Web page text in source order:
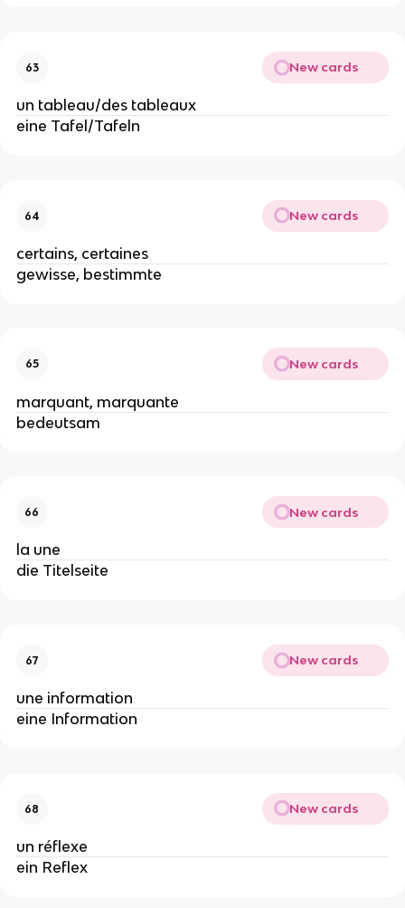
63 New cards
un tableau/des tableaux
eine Tafel/Tafeln
64 New cards
certains, certaines
gewisse, bestimmte
65 New cards
marquant, marquante
bedeutsam
66 New cards
la une
die Titelseite
67 New cards
une information
eine Information
68 New cards
un réflexe
ein Reflex